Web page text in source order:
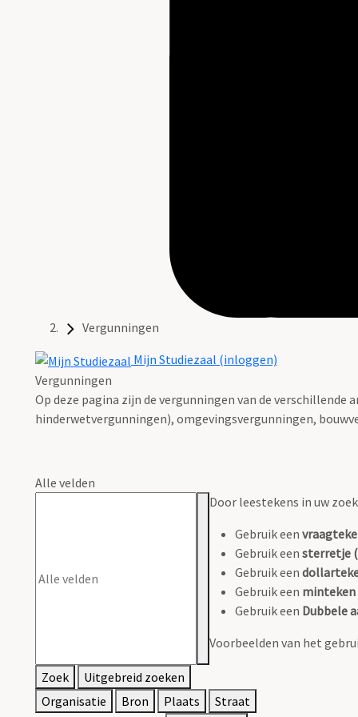
Vergunningen
Mijn Studiezaal (inloggen)
Vergunningen
Op deze pagina zijn de vergunningen van de
hinderwetvergunningen), omgevingsvergunningen,
Alle velden
Door leestekens in uw
Gebruik een
Gebruik een sterretje
Gebruik een
Gebruik een minteken
Gebruik een Dubbele
Voorbeelden van het
Zoek
Uitgebreid zoeken
Organisatie
Bron Plaats Straat